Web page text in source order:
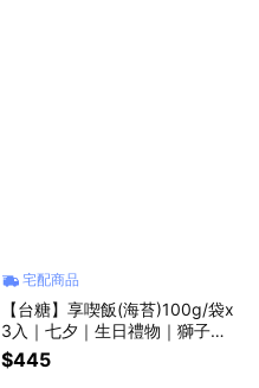
宅配商品
【台糖】享喫飯(海苔)100g/袋x
3入｜七夕｜生日禮物｜獅子座
｜父親節｜登山｜女性｜防災｜
喜歡你｜暖心室友
$445